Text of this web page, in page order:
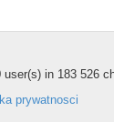
user(s) in 183 526
prywatnosci